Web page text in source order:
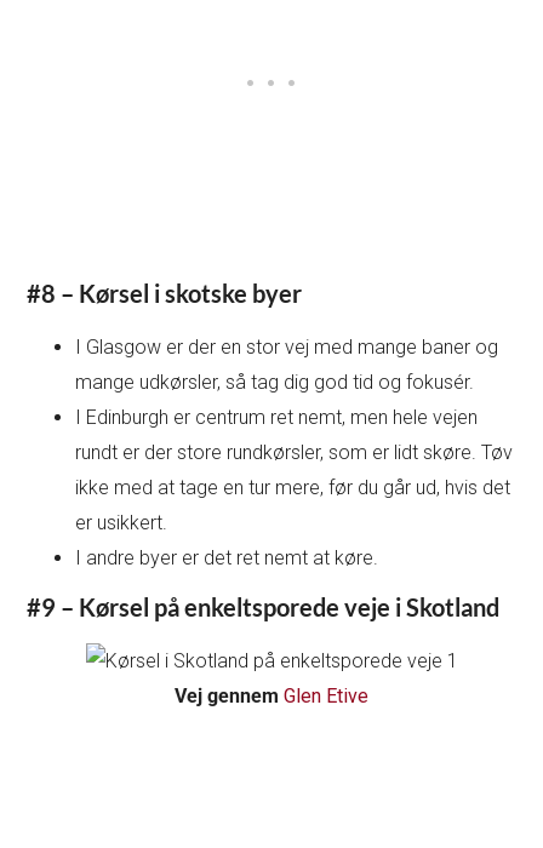
#8 – Kørsel i skotske byer
I Glasgow er der en stor vej med mange baner og
mange udkørsler, så tag dig god tid og fokusér.
I Edinburgh er centrum ret nemt, men hele vejen
rundt er der store rundkørsler, som er lidt skøre. Tøv
ikke med at tage en tur mere, før du går ud, hvis det
er usikkert.
I andre byer er det ret nemt at køre.
#9 – Kørsel på enkeltsporede veje i Skotland
Vej gennem Glen Etive